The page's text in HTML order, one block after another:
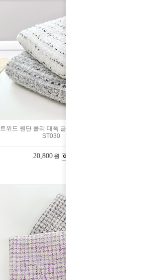
트위드 원단 폴리 대폭 골드부클 2color
ST030
20,800 원